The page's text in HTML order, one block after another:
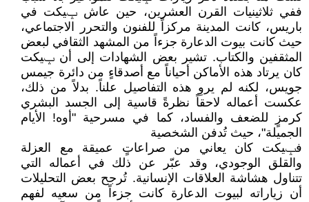
ففي ثلاثينيات القرن العشرين، حين عاش ݒيكت في
باريس، كانت المدينة مركزاً للفنون والتحرر الاجتماعي،
حيث كانت بيوت الدعارة جزءاً من المشهد الثقافي لبعض
المثقفين والكتاب. تشير بعض الشهادات إلى أن ݒيكت
كان يرتاد هذه الأماكن أحياناً مع أصدقاءٍ من دائرة جيمس
جويس، لكنه لم يروِ هذه التفاصيل علناً. بدلاً من ذلك،
عكست أعماله لاحقاً نظرةً قاسية إلى الجسد البشري
كرمزٍ للضعف والفساد، كما في مسرحية "أوه! الأيام
الجميلة"، حيث تُدفن الشخصية
فݒيكت كان يعاني من صراعاتٍ عميقة مع العزلة
والقلق الوجودي، وقد عبّر عن ذلك في أعماله التي
تتناول هشاشة العلاقات الإنسانية. تُرجح بعض التحليلات
أن زياراته لبيوت الدعارة كانت جزءاً من سعيه لفهم